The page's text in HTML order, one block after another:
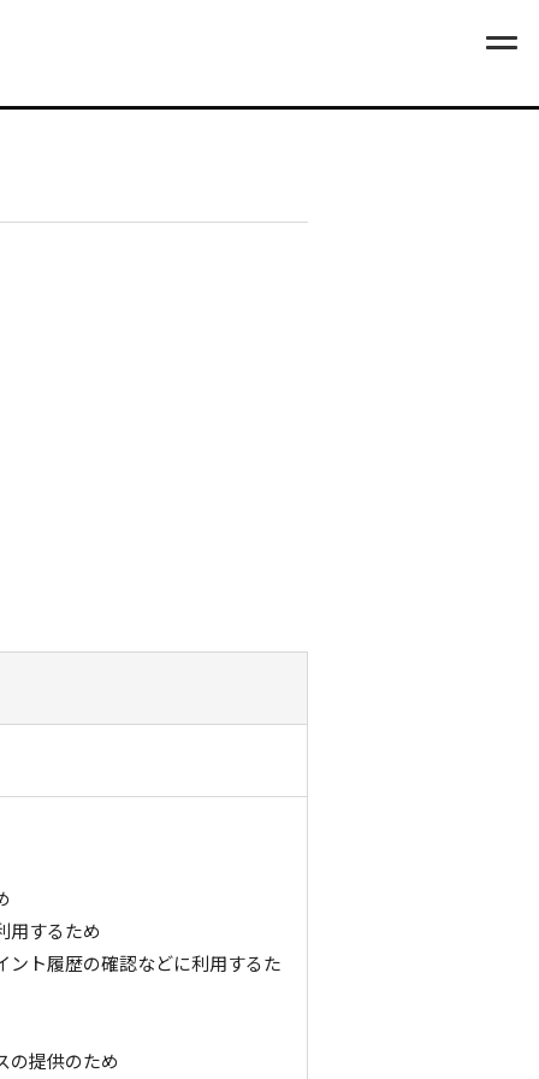
用するため
ト履歴の確認などに利用するた
の提供のため